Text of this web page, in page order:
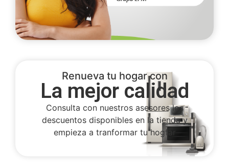
Renueva tu hogar con
La mejor calidad
Consulta con nuestros asesores los
descuentos disponibles en la tienda y
empieza a tranformar tu hogfar